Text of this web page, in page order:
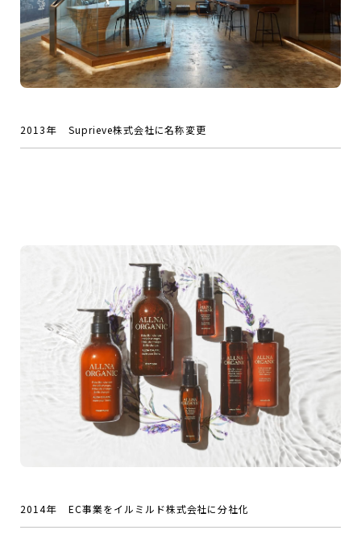
2013年 Suprieve株式会社に名称変更
2014年 EC事業をイルミルド株式会社に分社化